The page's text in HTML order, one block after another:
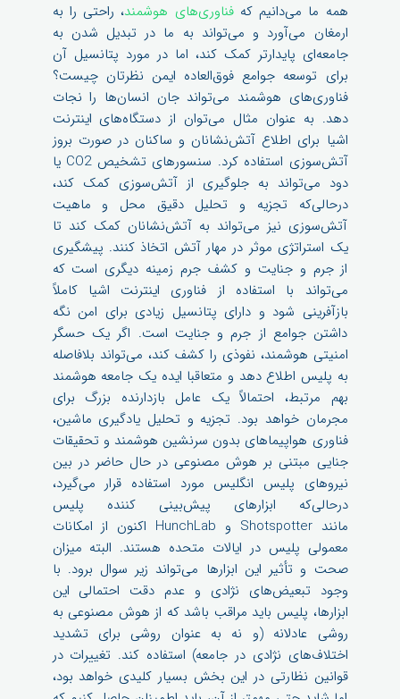
همه ما می‌دانیم کهفناوری‌های هوشمند، راحتی را به
ارمغان می‌آورد و می‌تواند به ما در تبدیل شدن به
جامعه‌ای پایدارتر کمک کند، اما در مورد پتانسیل آن
برای توسعه جوامع فوق‌العاده ایمن نظرتان چیست؟
فناوری‌های هوشمند می‌تواند جان انسان‌ها را نجات
دهد. به عنوان مثال می‌توان از دستگاه‌های اینترنت
اشیا برای اطلاع آتش‌نشانان و ساکنان در صورت بروز
آتش‌سوزی استفاده کرد. سنسورهای تشخیص CO2 یا
دود می‌تواند به جلوگیری از آتش‌سوزی کمک کند،
درحالی‌که تجزیه و تحلیل دقیق محل و ماهیت
آتش‌سوزی نیز می‌تواند به آتش‌نشانان کمک کند تا
یک استراتژی موثر در مهار آتش اتخاذ کنند. پیشگیری
از جرم و جنایت و کشف جرم زمینه دیگری است که
می‌تواند با استفاده از فناوری اینترنت اشیا کاملاً
بازآفرینی شود و دارای پتانسیل زیادی برای امن نگه
داشتن جوامع از جرم و جنایت است. اگر یک حسگر
امنیتی هوشمند، نفوذی را کشف کند، می‌تواند بلافاصله
به پلیس اطلاع دهد و متعاقبا ایده یک جامعه هوشمند
بهم مرتبط، احتمالاً یک عامل بازدارنده بزرگ برای
مجرمان خواهد بود. تجزیه و تحلیل یادگیری ماشین،
فناوری هواپیماهای بدون سرنشین هوشمند و تحقیقات
جنایی مبتنی بر هوش مصنوعی در حال حاضر در بین
نیروهای پلیس انگلیس مورد استفاده قرار می‌گیرد،
درحالی‌که ابزارهای پیش‌بینی کننده پلیس
مانند Shotspotter و HunchLab اکنون از امکانات
معمولی پلیس در ایالات متحده هستند. البته میزان
صحت و تأثیر این ابزارها می‌تواند زیر سوال برود. با
وجود تبعیض‌های نژادی و عدم دقت احتمالی این
ابزارها، پلیس باید مراقب باشد که از هوش مصنوعی به
روشی عادلانه (و نه به عنوان روشی برای تشدید
اختلاف‌های نژادی در جامعه) استفاده کند. تغییرات در
قوانین نظارتی در این بخش بسیار کلیدی خواهد بود،